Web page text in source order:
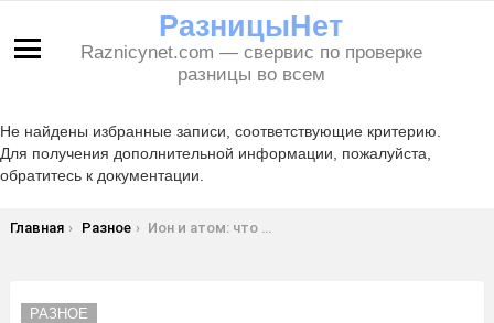
РазницыНет
Raznicynet.com — свервис по проверке
разницы во всем
Не найдены избранные записи, соответствующие критерию.
Для получения дополнительной информации, пожалуйста,
обратитесь к документации.
Вы здесь:
Главная Разное Ион и атом: что общего и в чем разница
РАЗНОЕ